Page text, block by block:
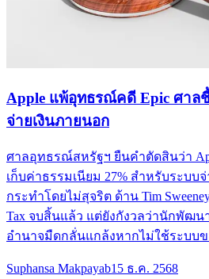
Apple แพ้อุทธรณ์คดี Epic ศาล
จ่ายเงินภายนอก
ศาลอุทธรณ์สหรัฐฯ ยืนคำตัดสินว่า
เก็บค่าธรรมเนียม 27% สำหรับระบบ
กระทำโดยไม่สุจริต ด้าน Tim
Tax จบสิ้นแล้ว แต่ยังกังวลว่านักพัฒน
อำนาจมืดกลั่นแกล้งหากไม่ใช้ระบบข
Suphansa Makpayab15 ธ.ค. 2568